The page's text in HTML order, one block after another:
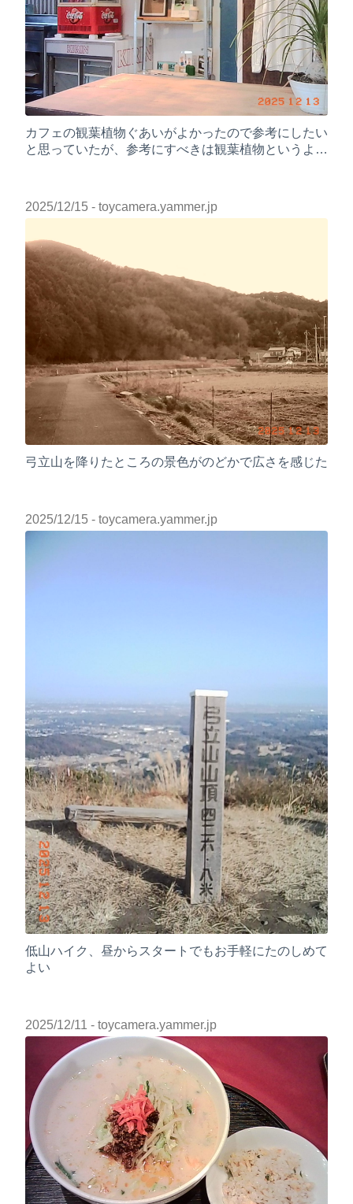
カフェの観葉植物ぐあいがよかったので参考にしたい
と思っていたが、参考にすべきは観葉植物というより
2025/12/15 - toycamera.yammer.jp
弓立山を降りたところの景色がのどかで広さを感じた
2025/12/15 - toycamera.yammer.jp
低山ハイク、昼からスタートでもお手軽にたのしめて
よい
2025/12/11 - toycamera.yammer.jp